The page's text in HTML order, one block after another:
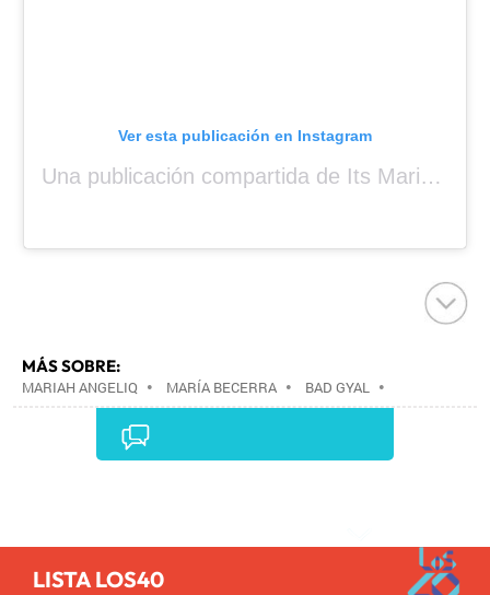
Ver esta publicación en Instagram
Una publicación compartida de Its Mariah Baby (@mariahangeliq)
MÁS SOBRE:
MARIAH ANGELIQ • MARÍA BECERRA • BAD GYAL •
LISTA LOS40